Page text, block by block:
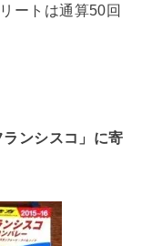
ートは通算50回
ンシスコ」に寄